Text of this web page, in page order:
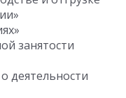
занятости
деятельности